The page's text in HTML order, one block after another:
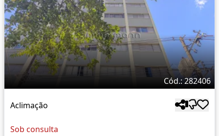
Cód.: 282406
Aclimação
Sob consulta